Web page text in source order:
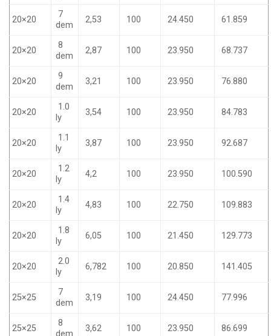
20×20
7
dem
2,53 100 24.450 61.859
20×20
8
dem
2,87 100 23.950 68.737
20×20
9
dem
3,21 100 23.950 76.880
20×20
1.0
ly
3,54 100 23.950 84.783
20×20
1.1
ly
3,87 100 23.950 92.687
20×20
1.2
ly
4,2 100 23.950 100.590
20×20
1.4
ly
4,83 100 22.750 109.883
20×20
1.8
ly
6,05 100 21.450 129.773
20×20
2.0
ly
6,782 100 20.850 141.405
25×25
7
dem
3,19 100 24.450 77.996
25×25
8
dem
3,62 100 23.950 86.699